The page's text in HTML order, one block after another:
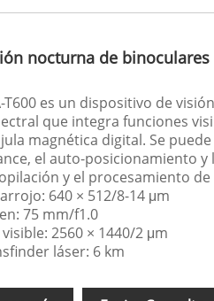
nocturna de
T600 es un dispositivo de
que integra funciones
magnética digital. Se
el auto-posicionamiento
y el procesamiento
640 × 512/8-14 μm
75 mm/f1.0
visible: 2560 × 1440/2 μm
láser: 6 km